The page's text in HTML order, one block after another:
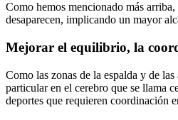
Como hemos mencionado más
desaparecen, implicando un mayor
Mejorar el equilibrio, la
Como las zonas de la espalda y de
particular en el cerebro que se llama
deportes que requieren coordinación